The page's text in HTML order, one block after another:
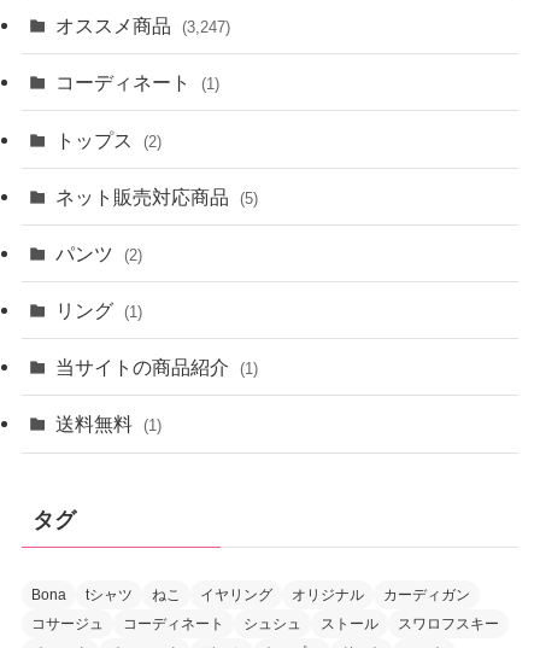
オススメ商品 (3,247)
コーディネート (1)
トップス (2)
ネット販売対応商品 (5)
パンツ (2)
リング (1)
当サイトの商品紹介 (1)
送料無料 (1)
タグ
Bona tシャツ ねこ イヤリング オリジナル
カーディガン
コサージュ
コーディネート シュシュ ストール
スワロフスキー